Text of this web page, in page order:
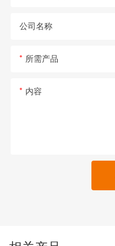
公司名称
所需产品
内容